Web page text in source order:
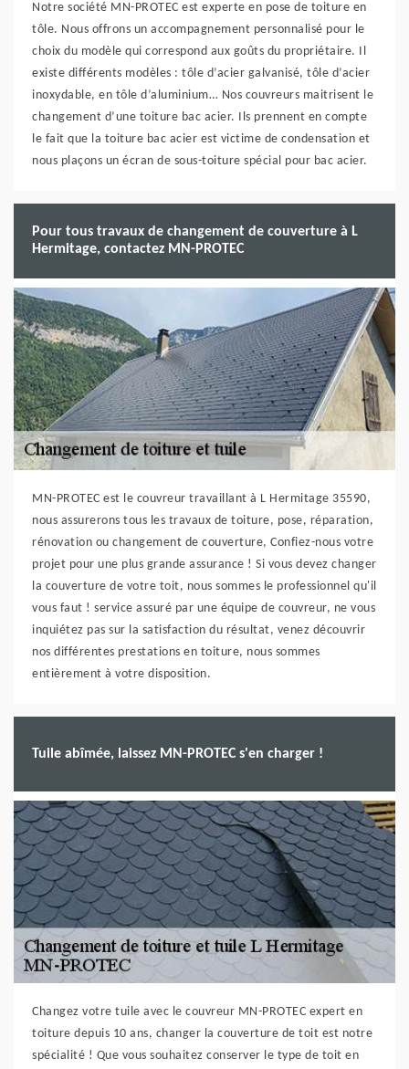
Notre société MN-PROTEC est experte en pose de toiture en
tôle. Nous offrons un accompagnement personnalisé pour le
choix du modèle qui correspond aux goûts du propriétaire. Il
existe différents modèles : tôle d’acier galvanisé, tôle d’acier
inoxydable, en tôle d’aluminium… Nos couvreurs maitrisent le
changement d’une toiture bac acier. Ils prennent en compte
le fait que la toiture bac acier est victime de condensation et
nous plaçons un écran de sous-toiture spécial pour bac acier.
Pour tous travaux de changement de couverture à L
Hermitage, contactez MN-PROTEC
MN-PROTEC est le couvreur travaillant à L Hermitage 35590,
nous assurerons tous les travaux de toiture, pose, réparation,
rénovation ou changement de couverture, Confiez-nous votre
projet pour une plus grande assurance ! Si vous devez changer
la couverture de votre toit, nous sommes le professionnel qu'il
vous faut ! service assuré par une équipe de couvreur, ne vous
inquiétez pas sur la satisfaction du résultat, venez découvrir
nos différentes prestations en toiture, nous sommes
entièrement à votre disposition.
Tuile abîmée, laissez MN-PROTEC s'en charger !
Changez votre tuile avec le couvreur MN-PROTEC expert en
toiture depuis 10 ans, changer la couverture de toit est notre
spécialité ! Que vous souhaitez conserver le type de toit en